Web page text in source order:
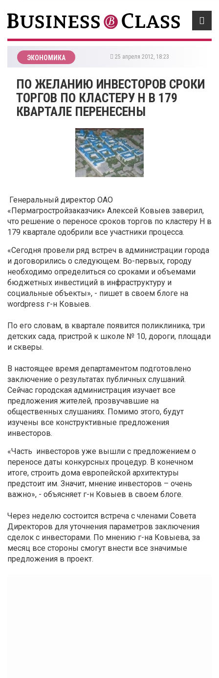
ЭКОНОМИКА 25 апреля 2012, 18:23
ПО ЖЕЛАНИЮ ИНВЕСТОРОВ СРОКИ
ТОРГОВ ПО КЛАСТЕРУ Н В 179
КВАРТАЛЕ ПЕРЕНЕСЕНЫ
Генеральный директор ОАО
«Пермагростройзаказчик» Алексей Ковыев заверил,
что решение о переносе сроков торгов по кластеру Н в
179 квартале одобрили все участники процесса.
«Сегодня провели ряд встреч в администрации города
и договорились о следующем. Во-первых, городу
необходимо определиться со сроками и объемами
бюджетных инвестиций в инфраструктуру и
социальные объекты», - пишет в своем блоге на
wordpress г-н Ковыев.
По его словам, в квартале появится поликлиника, три
детских сада, пристрой к школе № 10, дороги, площади
и скверы.
В настоящее время департаментом подготовлено
заключение о результатах публичных слушаний.
Сейчас городская администрация изучает все
предложения жителей, прозвучавшие на
общественных слушаниях. Помимо этого, будут
изучены все конструктивные предложения
инвесторов.
«Часть инвесторов уже вышли с предложением о
переносе даты конкурсных процедур. В конечном
итоге, строить дома европейской архитектуры
предстоит им. Значит, мнение инвесторов – очень
важно», - объясняет г-н Ковыев в своем блоге.
Через неделю состоится встреча с членами Совета
Директоров для уточнения параметров заключения
сделок с инвесторами. По мнению г-на Ковыева, за
месяц все стороны смогут внести все значимые
предложения в проект.